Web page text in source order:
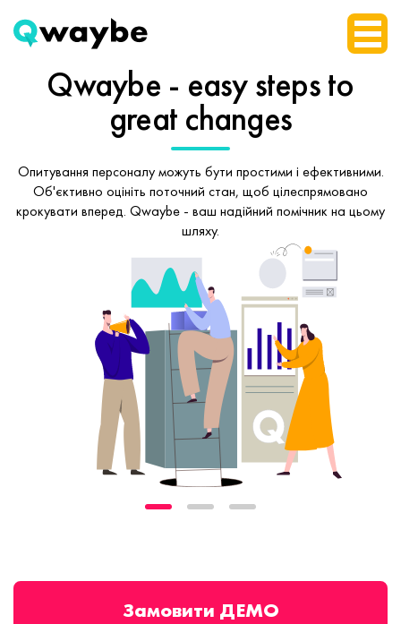
Qwaybe - easy stepsto
great changes
Опитування персоналу можуть бути простими і ефективними.
Об'єктивно оцініть поточний стан, щоб цілеспрямовано
крокувати вперед. Qwaybe - ваш надійний помічник на цьому
шляху.
Замовити ДЕМО